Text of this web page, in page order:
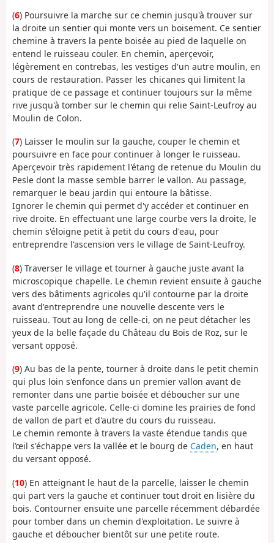
(6) Poursuivre la marche sur ce chemin jusqu'à trouver sur
la droite un sentier qui monte vers un boisement. Ce sentier
chemine à travers la pente boisée au pied de laquelle on
entend le ruisseau couler. En chemin, aperçevoir,
légèrement en contrebas, les vestiges d'un autre moulin, en
cours de restauration. Passer les chicanes qui limitent la
pratique de ce passage et continuer toujours sur la même
rive jusqu'à tomber sur le chemin qui relie Saint-Leufroy au
Moulin de Colon.
(7) Laisser le moulin sur la gauche, couper le chemin et
poursuivre en face pour continuer à longer le ruisseau.
Aperçevoir très rapidement l'étang de retenue du Moulin du
Pesle dont la masse semble barrer le vallon. Au passage,
remarquer le beau jardin qui entoure la bâtisse.
Ignorer le chemin qui permet d'y accéder et continuer en
rive droite. En effectuant une large courbe vers la droite, le
chemin s'éloigne petit à petit du cours d'eau, pour
entreprendre l'ascension vers le village de Saint-Leufroy.
(8) Traverser le village et tourner à gauche juste avant la
microscopique chapelle. Le chemin revient ensuite à gauche
vers des bâtiments agricoles qu'il contourne par la droite
avant d'entreprendre une nouvelle descente vers le
ruisseau. Tout au long de celle-ci, on ne peut détacher les
yeux de la belle façade du Château du Bois de Roz, sur le
versant opposé.
(9) Au bas de la pente, tourner à droite dans le petit chemin
qui plus loin s'enfonce dans un premier vallon avant de
remonter dans une partie boisée et déboucher sur une
vaste parcelle agricole. Celle-ci domine les prairies de fond
de vallon de part et d'autre du cours du ruisseau.
Le chemin remonte à travers la vaste étendue tandis que
l’œil s'échappe vers la vallée et le bourg de Caden, en haut
du versant opposé.
(10) En atteignant le haut de la parcelle, laisser le chemin
qui part vers la gauche et continuer tout droit en lisière du
bois. Contourner ensuite une parcelle récemment débardée
pour tomber dans un chemin d'exploitation. Le suivre à
gauche et déboucher bientôt sur une petite route.